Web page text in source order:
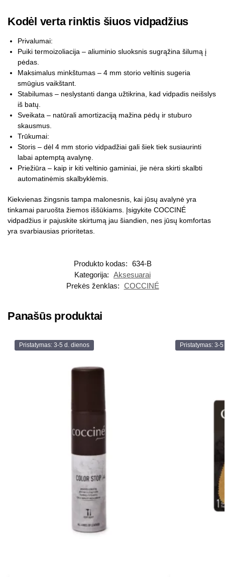
Kodėl verta rinktis šiuos vidpadžius
Privalumai:
Puiki termoizoliacija – aliuminio sluoksnis sugrąžina šilumą į
pėdas.
Maksimalus minkštumas – 4 mm storio veltinis sugeria
smūgius vaikštant.
Stabilumas – neslystanti danga užtikrina, kad vidpadis neišslys
iš batų.
Sveikata – natūrali amortizaciją mažina pėdų ir stuburo
skausmus.
Trūkumai:
Storis – dėl 4 mm storio vidpadžiai gali šiek tiek susiaurinti
labai aptemptą avalynę.
Priežiūra – kaip ir kiti veltinio gaminiai, jie nėra skirti skalbti
automatinėmis skalbyklėmis.
Kiekvienas žingsnis tampa malonesnis, kai jūsų avalynė yra
tinkamai paruošta žiemos iššūkiams. Įsigykite COCCINÉ
vidpadžius ir pajuskite skirtumą jau šiandien, nes jūsų komfortas
yra svarbiausias prioritetas.
Produkto kodas: 634-B
Kategorija: Aksesuarai
Prekės ženklas: COCCINÉ
Panašūs produktai
Pristatymas: 3-5 d. dienos Pristatymas: 3-